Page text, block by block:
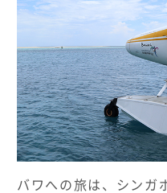
バワへの旅は、シンガ